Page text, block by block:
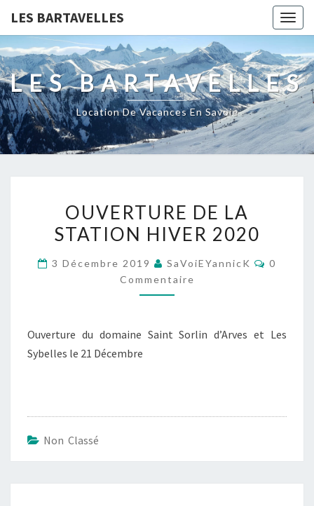
LES BARTAVELLES
LES BARTAVELLES
Location De Vacances En Savoie
DE
LA
HIVER
2020
OUVERTURE DE LA
STATION HIVER 2020
3 Décembre 2019 SaVoiEYannicK
0
Commentaire
Ouverture du domaine Saint Sorlin d’Arves et Les
Sybelles le 21 Décembre
Non Classé